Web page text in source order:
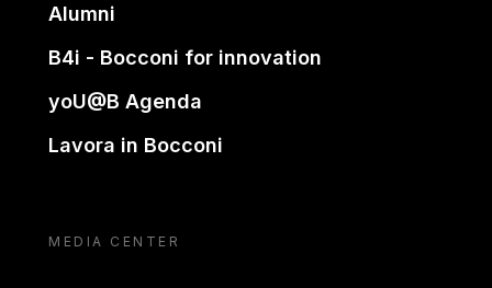
Alumni
B4i - Bocconi for innovation
yoU@B Agenda
Lavora in Bocconi
MEDIA CENTER